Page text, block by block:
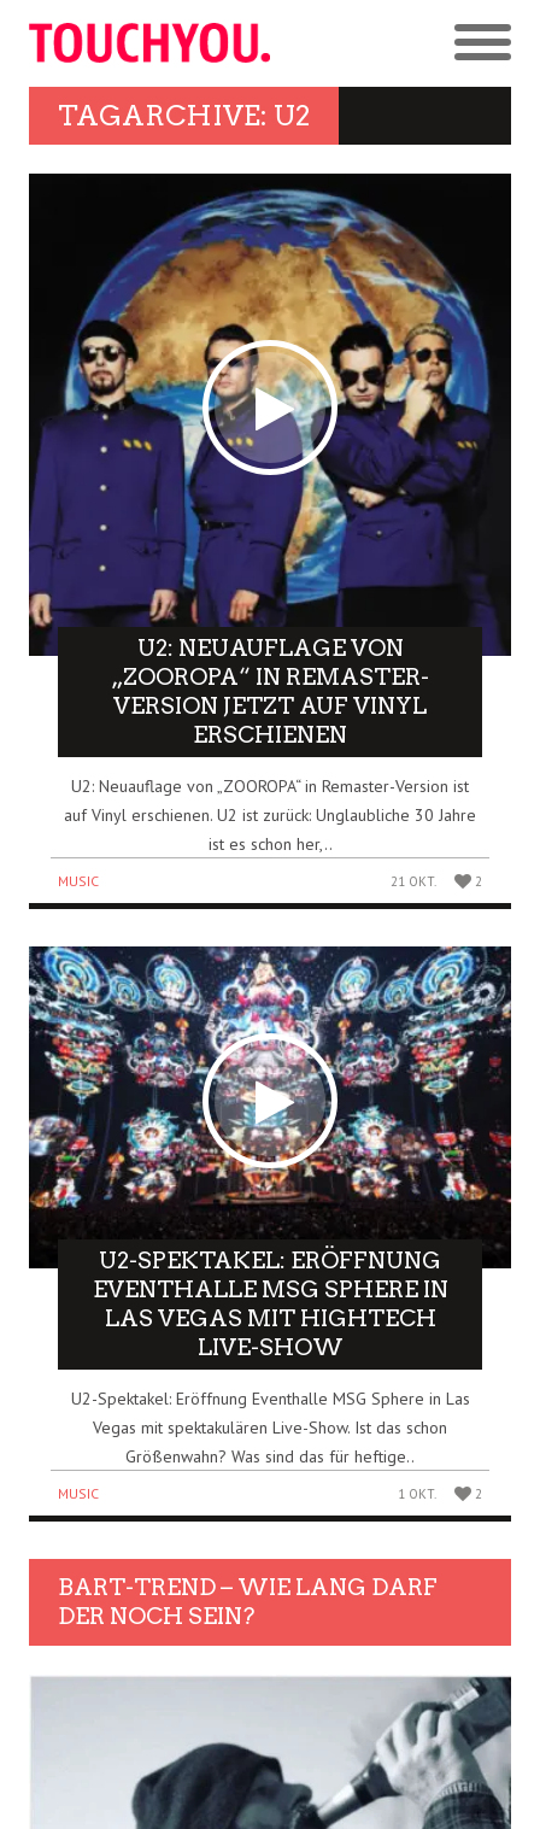
TAGARCHIVE: U2
U2: NEUAUFLAGE VON
„ZOOROPA“ IN REMASTER-
VERSION JETZT AUF VINYL
ERSCHIENEN
U2: Neuauflage von „ZOOROPA“ in Remaster-Version ist
auf Vinyl erschienen. U2 ist zurück: Unglaubliche 30 Jahre
ist es schon her,..
MUSIC 21 OKT. 2
U2-SPEKTAKEL: ERÖFFNUNG
EVENTHALLE MSG SPHERE IN
LAS VEGAS MIT HIGHTECH
LIVE-SHOW
U2-Spektakel: Eröffnung Eventhalle MSG Sphere in Las
Vegas mit spektakulären Live-Show. Ist das schon
Größenwahn? Was sind das für heftige..
MUSIC 1 OKT. 2
BART-TREND – WIE LANG DARF
DER NOCH SEIN?